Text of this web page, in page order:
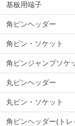
基板用端子
角ピンヘッダー
角ピン・ソケット
角ピンジャンプソケ
丸ピンヘッダー
丸ピン・ソケット
角ピンヘッダー(トレ